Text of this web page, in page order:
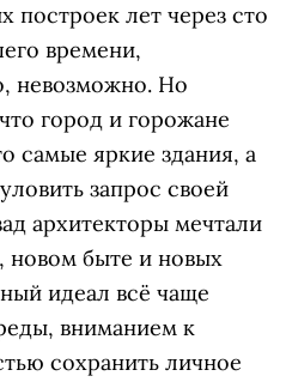
построек лет через сто
времени,
невозможно. Но
город и горожане
самые яркие здания, а
запрос своей
архитекторы мечтали
новом быте и новых
идеал всё чаще
вниманием к
сохранить личное